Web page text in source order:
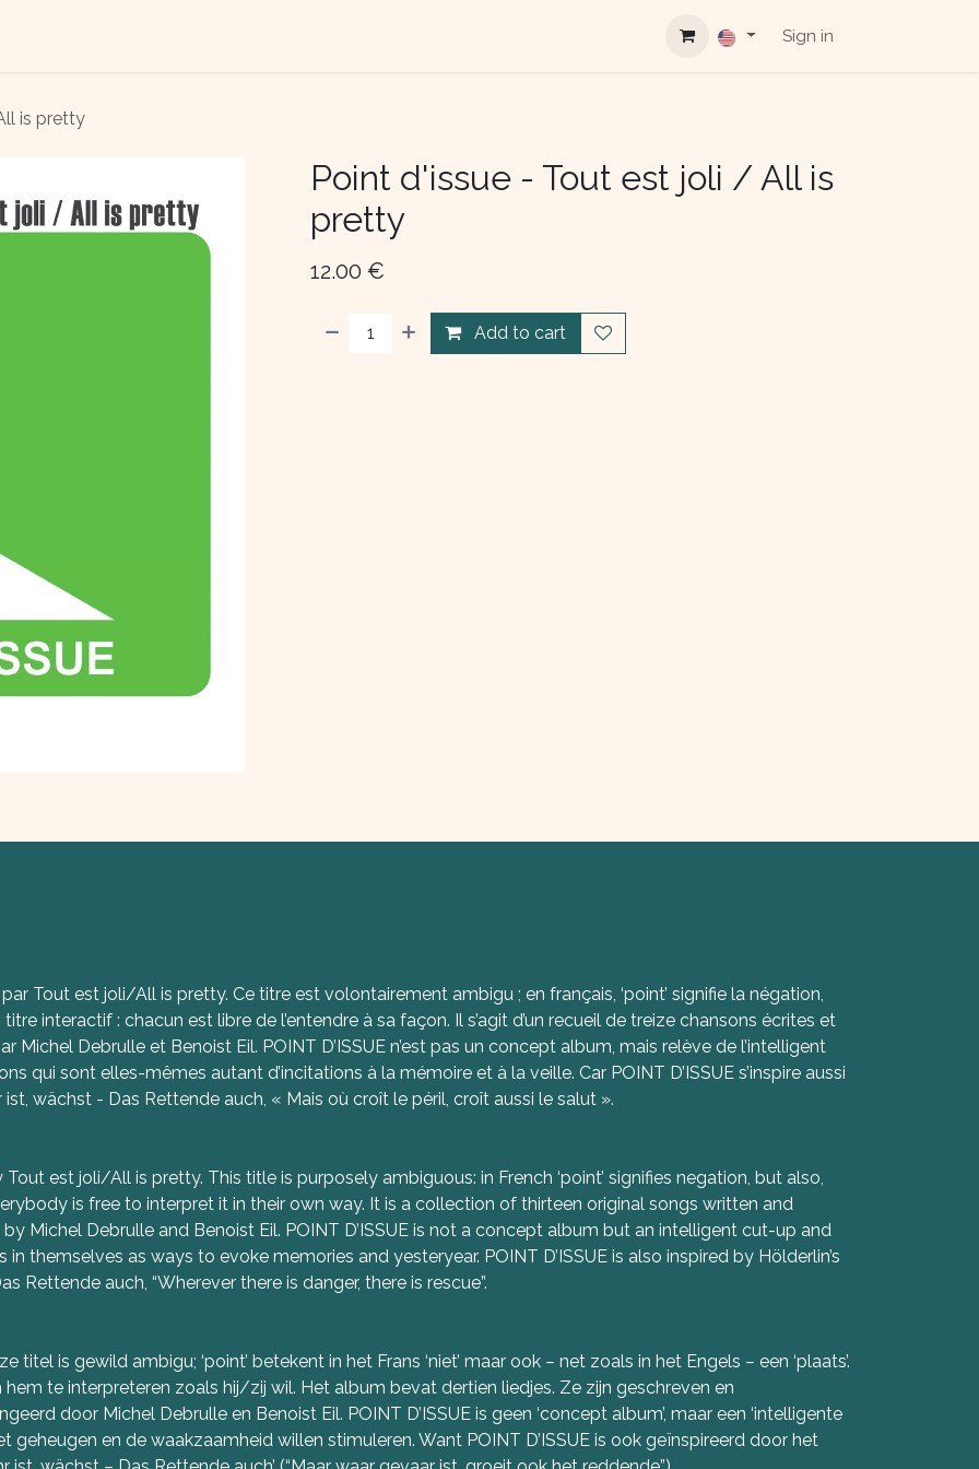
Sign in
is pretty
Point d'issue - Tout est joli / All is
pretty
12.00 €
Add to cart
Tout est joli/All is pretty. Ce titre est volontairement ambigu ; en français, ‘point’ signifie la négation,
interactif : chacun est libre de l’entendre à sa façon. Il s’agit d’un recueil de treize chansons écrites et
Michel Debrulle et Benoist Eil. POINT D’ISSUE n’est pas un concept album, mais relève de l’intelligent
qui sont elles-mêmes autant d’incitations à la mémoire et à la veille. Car POINT D’ISSUE s’inspire aussi
wächst - Das Rettende auch, « Mais où croît le péril, croît aussi le salut ».
Tout est joli/All is pretty. This title is purposely ambiguous: in French ‘point’ signifies negation, but also,
is free to interpret it in their own way. It is a collection of thirteen original songs written and
Michel Debrulle and Benoist Eil. POINT D’ISSUE is not a concept album but an intelligent cut-up and
themselves as ways to evoke memories and yesteryear. POINT D’ISSUE is also inspired by Hölderlin’s
Rettende auch, “Wherever there is danger, there is rescue”.
titel is gewild ambigu; ‘point’ betekent in het Frans ‘niet’ maar ook – net zoals in het Engels – een ‘plaats’.
te interpreteren zoals hij/zij wil. Het album bevat dertien liedjes. Ze zijn geschreven en
door Michel Debrulle en Benoist Eil. POINT D’ISSUE is geen ‘concept album’, maar een ‘intelligente
geheugen en de waakzaamheid willen stimuleren. Want POINT D’ISSUE is ook geïnspireerd door het